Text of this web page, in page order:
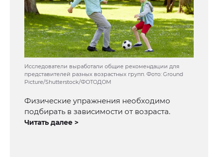
Исследователи выработали общие рекомендации для
представителей разных возрастных групп. Фото: Ground
Picture/Shutterstock/ФОТОДОМ
Физические упражнения необходимо
подбирать в зависимости от возраста.
Читать далее >